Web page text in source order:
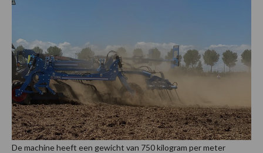
De machine heeft een gewicht van 750 kilogram per meter